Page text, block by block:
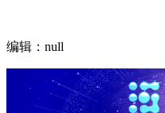
编辑：null